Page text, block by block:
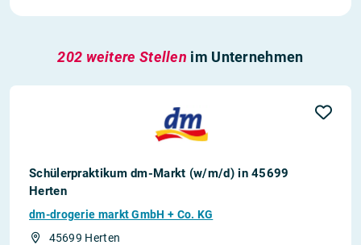
202 weitere Stellen im Unternehmen
Schülerpraktikum dm-Markt (w/m/d) in 45699
Herten
dm-drogerie markt GmbH + Co. KG
45699 Herten